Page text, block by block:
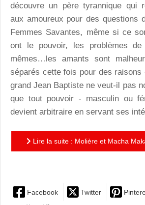
découvre un père tyrannique qui
aux amoureux pour des questions
Femmes Savantes, même si ce
ont le pouvoir, les problèmes
mêmes…les amants sont
séparés cette fois pour des raisons
grand Jean Baptiste ne veut-il pas
que tout pouvoir - masculin ou
devient arbitraire en servant ses
Lire la suite : Molière et Macha
Facebook Twitter